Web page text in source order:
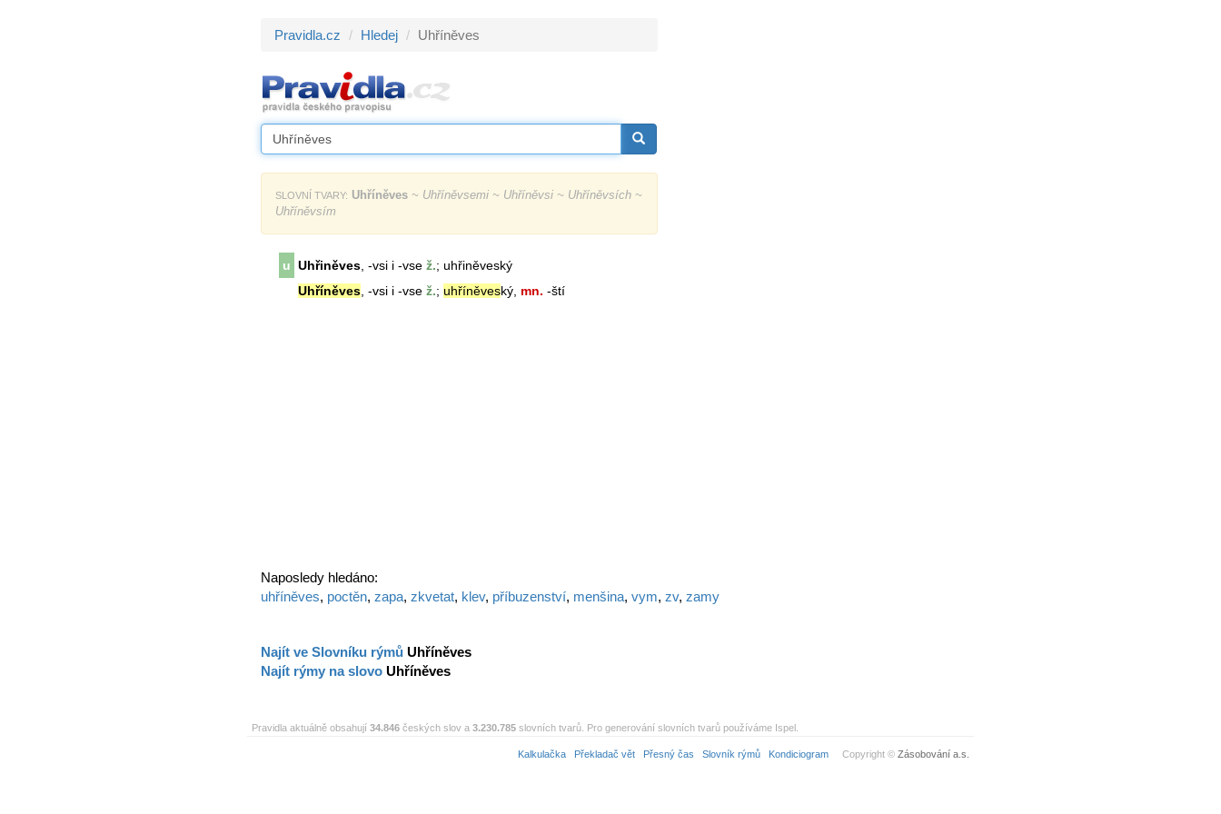
Pravidla.cz Hledej Uhříněves
SLOVNÍ TVARY: Uhříněves ~ Uhříněvsemi ~ Uhříněvsi ~ Uhříněvsích ~
Uhříněvsím
u Uhřiněves , -vsi i -vse ž.; uhřiněveský
Uhříněves , -vsi i -vse ž.; uhříněveský, mn. -ští
Naposledy hledáno:
uhříněves, poctěn, zapa, zkvetat, klev, příbuzenství, menšina, vym, zv, zamy
Najít ve Slovníku rýmů Uhříněves
Najít rýmy na slovo Uhříněves
Pravidla aktuálně obsahují 34.846 českých slov a 3.230.785 slovních tvarů. Pro generování slovních tvarů používáme Ispel.
Kalkulačka Překladač vět Přesný čas Slovník rýmů Kondiciogram Copyright © Zásobování a.s.